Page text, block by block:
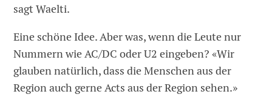
sagt Waelti.
Eine schöne Idee. Aber was, wenn die Leute nur
Nummern wie AC/DC oder U2 eingeben? «Wir
glauben natürlich, dass die Menschen aus der
Region auch gerne Acts aus der Region sehen.»